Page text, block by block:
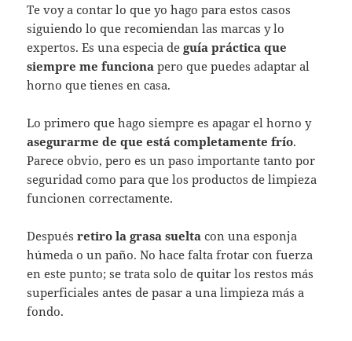
Te voy a contar lo que yo hago para estos casos
siguiendo lo que recomiendan las marcas y lo
expertos. Es una especia deguía práctica que
siempre me funciona pero que puedes adaptar al
horno que tienes en casa.
Lo primero que hago siempre es apagar el horno y
asegurarme de que está completamente frío.
Parece obvio, pero es un paso importante tanto por
seguridad como para que los productos de limpieza
funcionen correctamente.
Despuésretiro la grasa suelta con una esponja
húmeda o un paño. No hace falta frotar con fuerza
en este punto; se trata solo de quitar los restos más
superficiales antes de pasar a una limpieza más a
fondo.